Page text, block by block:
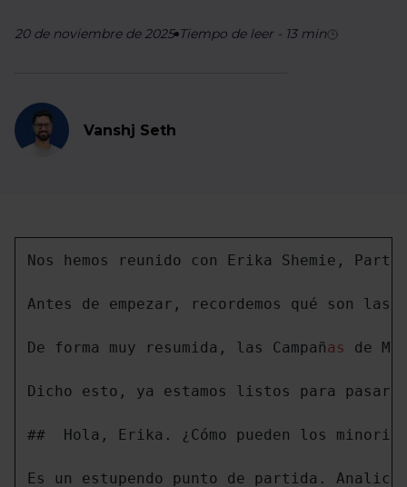
20 de noviembre de 2025 Tiempo de leer- 13min
Vanshj Seth
Nos hemos reunido con Erika Shemie,
Antes de empezar, recordemos qué son las
De forma muy resumida, las Campañas de
Dicho esto, ya estamos listos para pasar
##  Hola, Erika. ¿Cómo pueden los
Es un estupendo punto de partida.